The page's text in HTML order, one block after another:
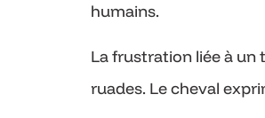
humains.
La frustration liée à un
ruades. Le cheval